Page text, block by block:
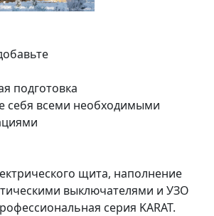
подготовка
себя всеми необходимыми
щита, наполнение
выключателями и УЗО
серия KARAT.